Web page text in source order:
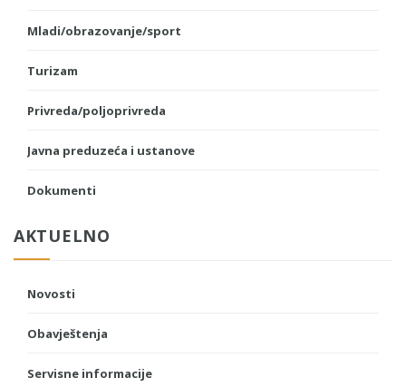
Mladi/obrazovanje/sport
Turizam
Privreda/poljoprivreda
Javna preduzeća i ustanove
Dokumenti
AKTUELNO
Novosti
Obavještenja
Servisne informacije